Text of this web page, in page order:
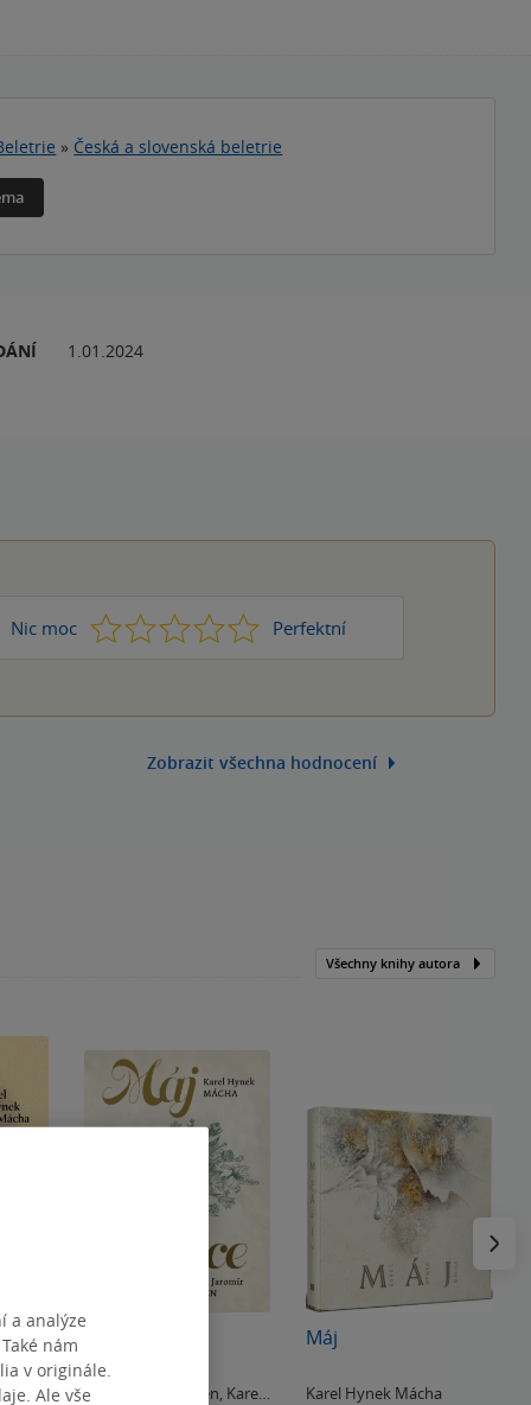
» Česká a slovenská beletrie
1.01.2024
Nic moc 1 2 3 4 Perfektní
5
Zobrazit všechna hodnocení
Všechny knihy autora
Karel Jaromír Erben, Karel
Máj
Karel Hynek Mácha
a analýze
nám
v originále.
Ale vše